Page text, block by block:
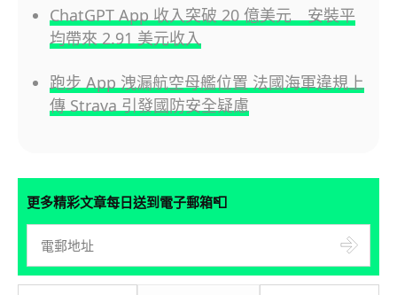
ChatGPT App 收入突破 20 億美元 安裝平
均帶來 2.91 美元收入
跑步 App 洩漏航空母艦位置 法國海軍違規上
傳 Strava 引發國防安全疑慮
更多精彩文章每日送到電子郵箱📮